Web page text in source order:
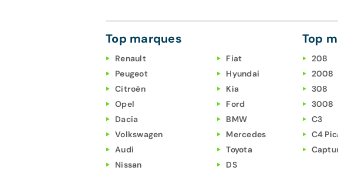
Top marques
Renault
Peugeot
Citroën
Opel
Dacia
Volkswagen
Audi
Nissan
Fiat
Hyundai
Kia
Ford
BMW
Mercedes
Toyota
DS
Top
208
2008
308
3008
C3
C4